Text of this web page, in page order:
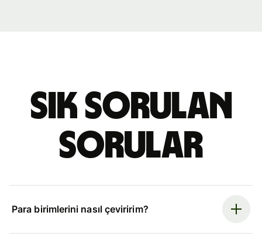
Sık sorulan
sorular
Para birimlerini nasıl çeviririm?